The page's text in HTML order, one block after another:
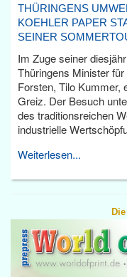
THÜRINGENS
KOEHLER PAPER
SEINER
Im Zuge seiner
Thüringens Minister
Forsten, Tilo Kummer,
Greiz. Der Besuch
des traditionsreichen
industrielle
Weiterlesen...